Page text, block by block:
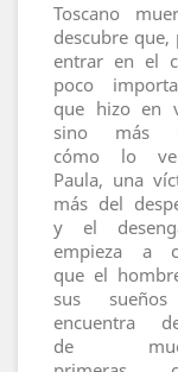
Toscano
descubre que,
entrar en el
poco
que hizo en
sino más
cómo lo
Paula, una
más del
y el
empieza a
que el
sus
encuentra
de